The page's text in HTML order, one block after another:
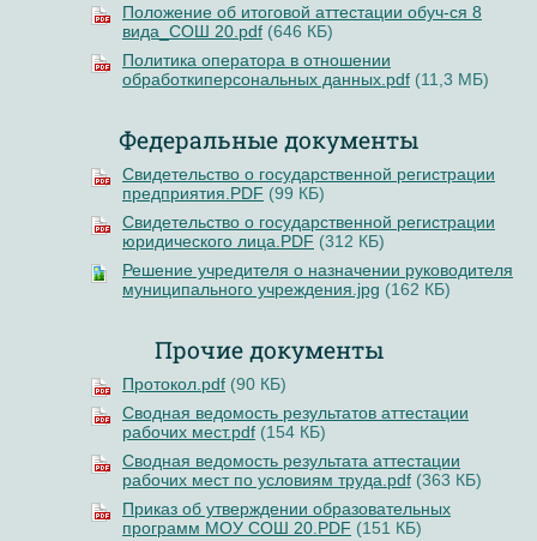
Положение об итоговой аттестации обуч-ся 8
вида_СОШ 20.pdf (646 КБ)
Политика оператора в отношении
обработкиперсональных данных.pdf (11,3 МБ)
Федеральные документы
Свидетельство о государственной регистрации
предприятия.PDF (99 КБ)
Свидетельство о государственной регистрации
юридического лица.PDF (312 КБ)
Решение учредителя о назначении руководителя
муниципального учреждения.jpg (162 КБ)
Прочие документы
Протокол.pdf (90 КБ)
Сводная ведомость результатов аттестации
рабочих мест.pdf (154 КБ)
Сводная ведомость результата аттестации
рабочих мест по условиям труда.pdf (363 КБ)
Приказ об утверждении образовательных
программ МОУ СОШ 20.PDF (151 КБ)